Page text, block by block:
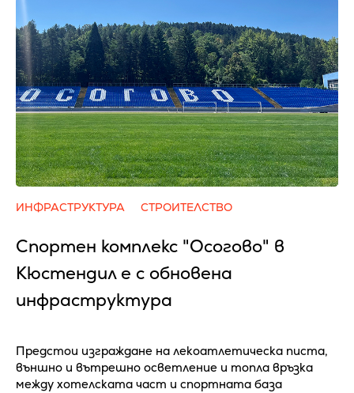
ИНФРАСТРУКТУРА СТРОИТЕЛСТВО
Спортен комплекс "Осогово" в
Кюстендил е с обновена
инфраструктура
Предстои изграждане на лекоатлетическа писта,
външно и вътрешно осветление и топла връзка
между хотелската част и спортната база